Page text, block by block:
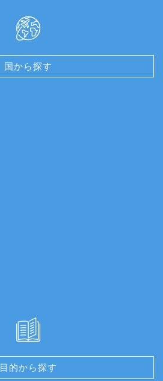
国から探す
目的から探す